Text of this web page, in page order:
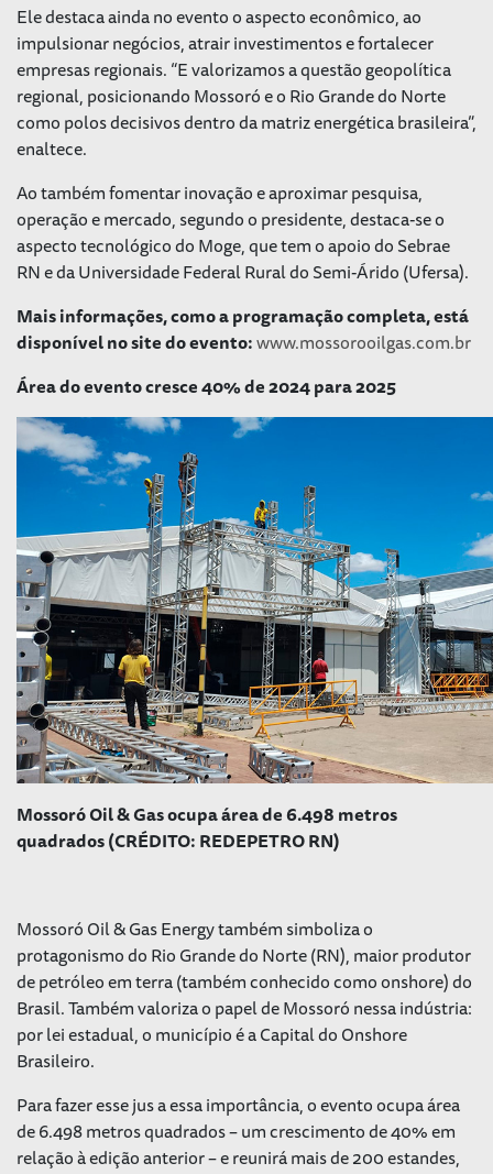
Ele destaca ainda no evento o aspecto econômico, ao
impulsionar negócios, atrair investimentos e fortalecer
empresas regionais. “E valorizamos a questão geopolítica
regional, posicionando Mossoró e o Rio Grande do Norte
como polos decisivos dentro da matriz energética brasileira”,
enaltece.
Ao também fomentar inovação e aproximar pesquisa,
operação e mercado, segundo o presidente, destaca-se o
aspecto tecnológico do Moge, que tem o apoio do Sebrae
RN e da Universidade Federal Rural do Semi-Árido (Ufersa).
Mais informações, como a programação completa, está
disponível no site do evento:www.mossorooilgas.com.br
Área do evento cresce 40% de 2024 para 2025
Mossoró Oil & Gas ocupa área de 6.498 metros
quadrados (CRÉDITO: REDEPETRO RN)
Mossoró Oil & Gas Energy também simboliza o
protagonismo do Rio Grande do Norte (RN), maior produtor
de petróleo em terra (também conhecido comoonshore) do
Brasil. Também valoriza o papel de Mossoró nessa indústria:
por lei estadual, o município é a Capital do Onshore
Brasileiro.
Para fazer esse jus a essa importância, o evento ocupa área
de 6.498 metros quadrados – um crescimento de 40% em
relação à edição anterior – e reunirá mais de 200 estandes,